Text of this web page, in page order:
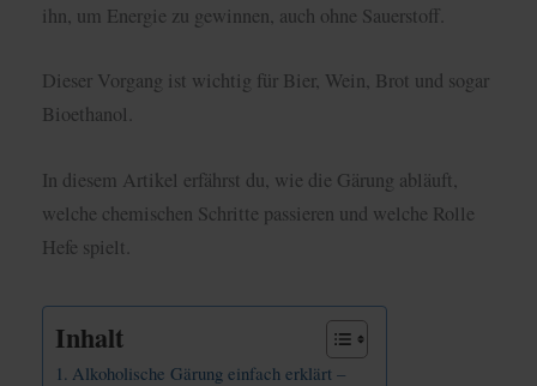
ihn, um Energie zu gewinnen, auch ohne Sauerstoff.
Dieser Vorgang ist wichtig für Bier, Wein, Brot und sogar
Bioethanol.
In diesem Artikel erfährst du, wie die Gärung abläuft,
welche chemischen Schritte passieren und welche Rolle
Hefe spielt.
Inhalt
Alkoholische Gärung einfach erklärt –